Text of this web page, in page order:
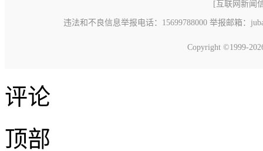
[ 互联网新闻
违法和不良信息举报电话：15699788000 举报邮箱：
Copyright ©1999-
评论
顶部